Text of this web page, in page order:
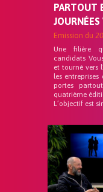
PARTOUT
Emission du
Une filière
candidats
et tourné vers
les
portes
quatrième
L’objectif est